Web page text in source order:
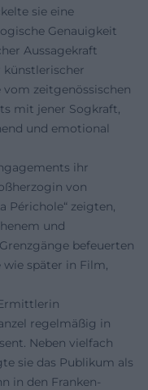
sie eine
Genauigkeit
Aussagekraft
künstlerischer
vom zeitgenössischen
mit jener Sogkraft,
und emotional
ihr
von
Périchole“ zeigten,
und
befeuerten
wie später in Film,
regelmäßig in
Neben vielfach
sie das Publikum als
in den Franken-